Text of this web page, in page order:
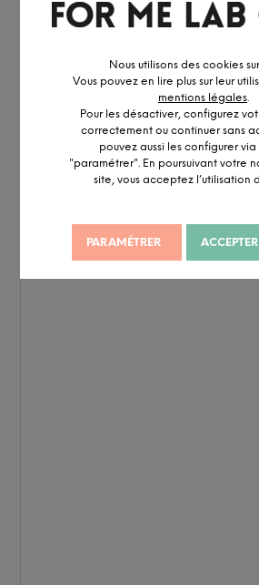
Nous utilisons des cookies
Vous pouvez en lire plus sur leur
mentions légales
Pour les désactiver, configurez
correctement ou continuer sans
pouvez aussi les configurer
"paramétrer". En poursuivant votre
site, vous acceptez l’utilisation
PARAMÉTRER